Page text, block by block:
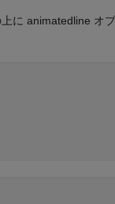
に animatedline オ